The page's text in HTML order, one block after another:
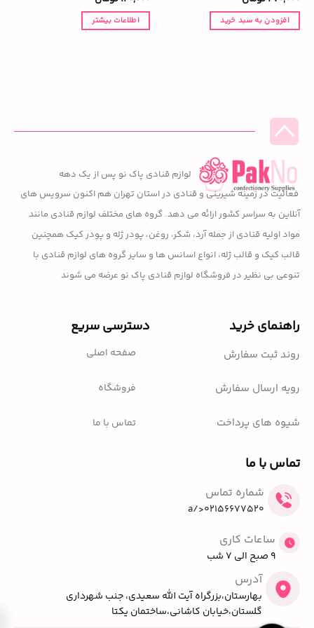
افزودن به سبد خرید اطلاعات بیشتر
لوازم قنادی پاک نو پس از یک دهه
فعالیت در زمینه شیرینی و قنادی در استان تهران هم اکنون سرویس های
آنلاین به سراسر کشور ارائه می دهد. گروه های مختلف لوازم قنادی مانند
مواد اولیه قنادی از جمله آرد، شکر، روغن، پودر ژله و پودر کیک همچنین
قالب کیک و قالب ژله، انواع اسانس ها و سایر گروه های لوازم قنادی با
تنوعی بی نظیر در فروشگاه لوازم قنادی پاک نو عرضه می شوند
راهنمای خرید
روند ثبت سفارش
رویه ارسال سفارش
شیوه های پرداخت
دسترسی سریع
صفحه اصلی
فروشگاه
تماس با ما
تماس با ما
شماره تماس
02156677520</a
ساعات کاری
9 صبح الی 7 شب
آدرس
بهارستان،بزرگراه آیت الله سعیدی، جنب شهرداری
گلستان،خیابان کاشانی،ساختمان یکتا